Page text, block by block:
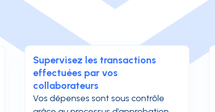
Supervisez les transactions
effectuées par vos
collaborateurs
Vos dépenses sont sous contrôle